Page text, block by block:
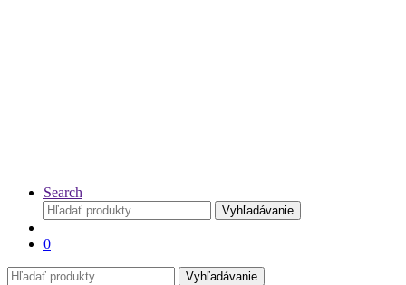
Search
Hľadať:
Vyhľadávanie
0
Hľadať:
Vyhľadávanie